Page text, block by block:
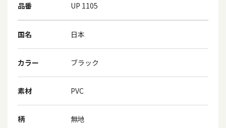
品番 UP 1105
国名 日本
カラー ブラック
素材 PVC
柄 無地